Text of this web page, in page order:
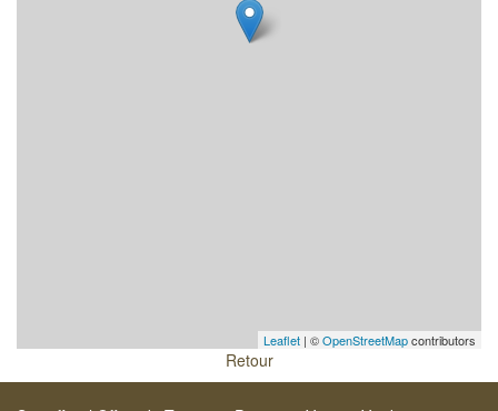
Leaflet | ©OpenStreetMapcontributors
Retour